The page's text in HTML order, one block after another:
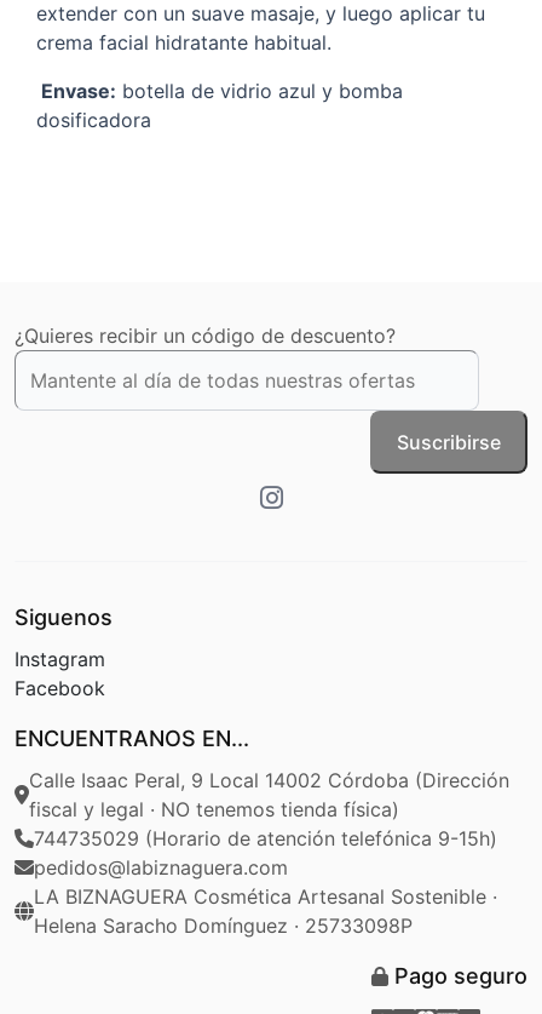
extender con un suave masaje, y luego aplicar tu
crema facial hidratante habitual.
Envase: botella de vidrio azul y bomba
dosificadora
¿Quieres recibir un código de descuento?
Suscribirse
Siguenos
Instagram
Facebook
ENCUENTRANOS EN...
Calle Isaac Peral, 9 Local 14002 Córdoba (Dirección
fiscal y legal · NO tenemos tienda física)
744735029 (Horario de atención telefónica 9-15h)
pedidos@labiznaguera.com
LA BIZNAGUERA Cosmética Artesanal Sostenible ·
Helena Saracho Domínguez · 25733098P
Pago seguro